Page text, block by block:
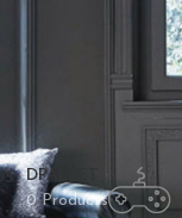
DPALLET
0 Products